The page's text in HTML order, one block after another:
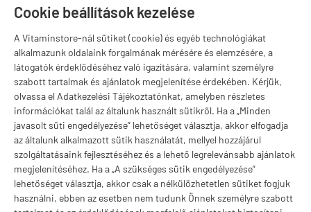
Cookie beállítások kezelése
A Vitaminstore-nál sütiket (cookie) és egyéb technológiákat
alkalmazunk oldalaink forgalmának mérésére és elemzésére, a
látogatók érdeklődéséhez való igazítására, valamint személyre
szabott tartalmak és ajánlatok megjelenítése érdekében. Kérjük,
olvassa el Adatkezelési Tájékoztatónkat, amelyben részletes
információkat talál az általunk használt sütikről. Ha a „Minden
javasolt süti engedélyezése” lehetőséget választja, akkor elfogadja
az általunk alkalmazott sütik használatát, mellyel hozzájárul
szolgáltatásaink fejlesztéséhez és a lehető legrelevánsabb ajánlatok
megjelenítéséhez. Ha a „A szükséges sütik engedélyezése”
lehetőséget választja, akkor csak a nélkülözhetetlen sütiket fogjuk
használni, ebben az esetben nem tudunk Önnek személyre szabott
Szugló u. 83-85.
Márkák
Valuta választás